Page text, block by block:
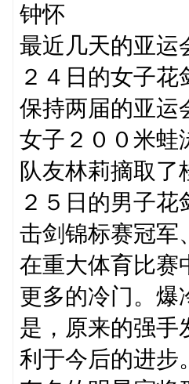
钟怀
最近几天的亚运
２４日的女子
保持两届的亚运
女子２００米蛙
队友林莉摘取了
２５日的男子
击剑锦标赛冠军
在重大体育比赛
更多的冷门。爆
是，原来的强手
利于今后的进步